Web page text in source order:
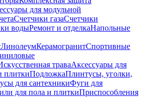
для модульной
Счетчики газаСчетчики
водыРемонт и отделкаНапольные
ЛинолеумКерамогранитСпортивные
траваАксессуары для
плиткиПодложкаПлинтусы, уголки,
для сантехникиФуги для
для пола и плиткиПриспособления